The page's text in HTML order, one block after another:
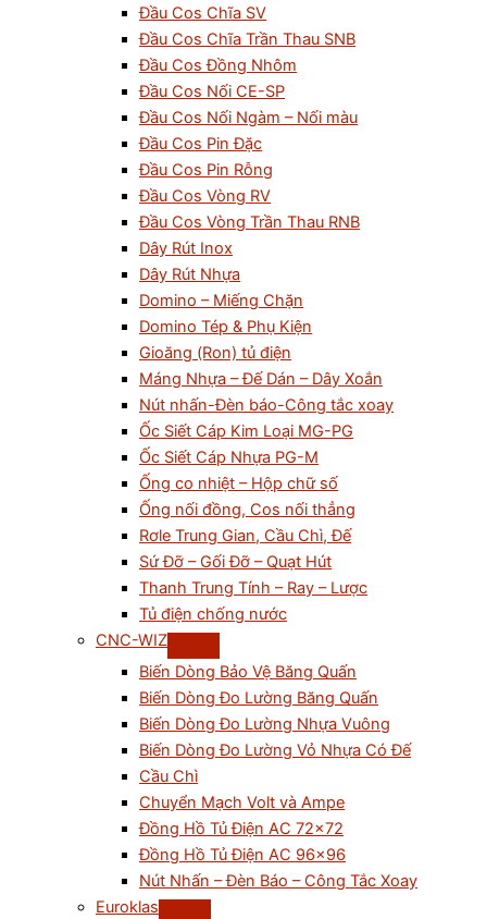
Đầu Cos Chĩa SV
Đầu Cos Chĩa Trần Thau SNB
Đầu Cos Đồng Nhôm
Đầu Cos Nối CE-SP
Đầu Cos Nối Ngàm – Nối màu
Đầu Cos Pin Đặc
Đầu Cos Pin Rỗng
Đầu Cos Vòng RV
Đầu Cos Vòng Trần Thau RNB
Dây Rút Inox
Dây Rút Nhựa
Domino – Miếng Chặn
Domino Tép & Phụ Kiện
Gioăng (Ron) tủ điện
Máng Nhựa – Đế Dán – Dây Xoắn
Nút nhấn-Đèn báo-Công tắc xoay
Ốc Siết Cáp Kim Loại MG-PG
Ốc Siết Cáp Nhựa PG-M
Ống co nhiệt – Hộp chữ số
Ống nối đồng, Cos nối thẳng
Rơle Trung Gian, Cầu Chì, Đế
Sứ Đỡ – Gối Đỡ – Quạt Hút
Thanh Trung Tính – Ray – Lược
Tủ điện chống nước
CNC-WIZ
Biến Dòng Bảo Vệ Băng Quấn
Biến Dòng Đo Lường Băng Quấn
Biến Dòng Đo Lường Nhựa Vuông
Biến Dòng Đo Lường Vỏ Nhựa Có Đế
Cầu Chì
Chuyển Mạch Volt và Ampe
Đồng Hồ Tủ Điện AC 72×72
Đồng Hồ Tủ Điện AC 96×96
Nút Nhấn – Đèn Báo – Công Tắc Xoay
Euroklas